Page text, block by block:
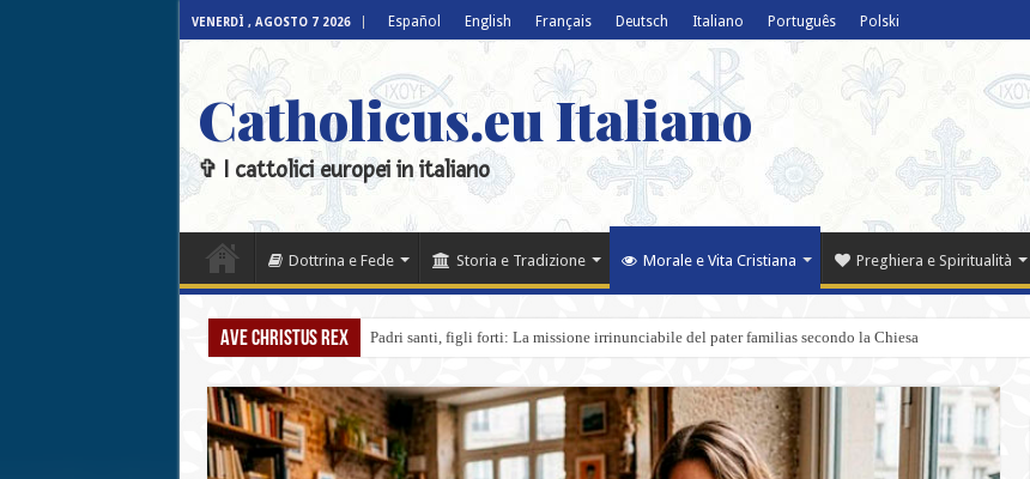
VENERDÌ , AGOSTO 7 2026 Español English Français Deutsch Italiano Português Polski
Catholicus.eu Italiano
✞ I cattolici europei in italiano
Dottrina e Fede Storia e Tradizione Morale e Vita Cristiana Preghiera e Spiritualità
Ave Christus Rex Padri santi, figli forti: La missione irrinunciabile del pater familias secondo la Chiesa